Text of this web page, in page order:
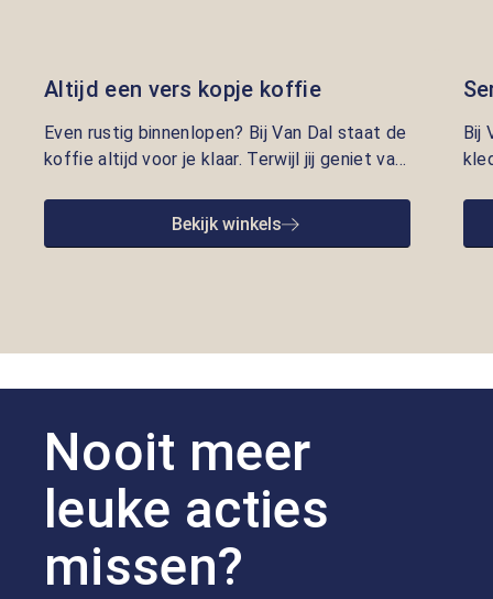
Altijd een vers kopje koffie
Even rustig binnenlopen? Bij Van Dal staat de
koffie altijd voor je klaar. Terwijl jij geniet van
om je te helpen met kleding die écht bij je
past. Persoonlijke aandacht en gastvrijheid
Bekijk winkels
Bij
Nooit meer
leuke acties
missen?